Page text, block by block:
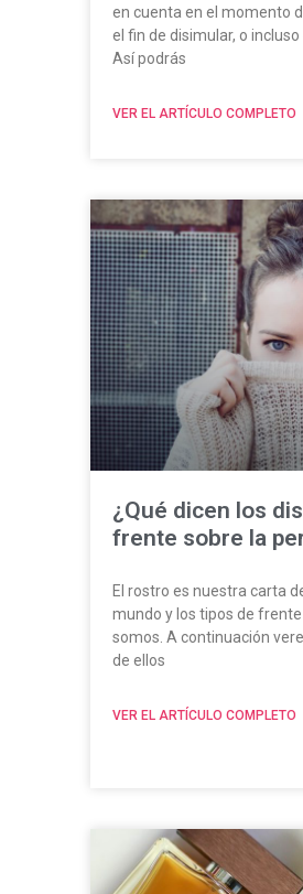
en cuenta en el momento
el fin de disimular, o
Así podrás
VER EL ARTÍCULO COMPLETO
¿Qué dicen los
frente sobre la
El rostro es nuestra carta
mundo y los tipos de
somos. A continuación
de ellos
VER EL ARTÍCULO COMPLETO